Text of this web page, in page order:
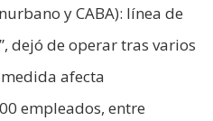
y CABA): línea de
dejó de operar tras varios
afecta
empleados, entre